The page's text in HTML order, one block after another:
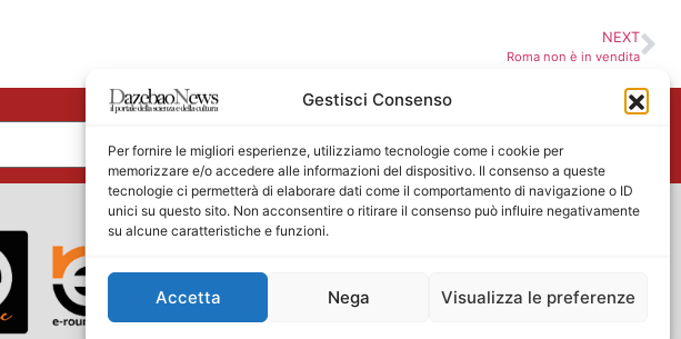
Gestisci Consenso
Per fornire le migliori esperienze, utilizziamo tecnologie come i cookie per
memorizzare e/o accedere alle informazioni del dispositivo. Il consenso a queste
tecnologie ci permetterà di elaborare dati come il comportamento di navigazione o ID
unici su questo sito. Non acconsentire o ritirare il consenso può influire negativamente
su alcune caratteristiche e funzioni.
Accetta Nega Visualizza le preferenze
NEXT
Roma non è in vendita
Nome